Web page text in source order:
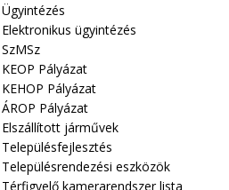
Ügyintézés
Elektronikus ügyintézés
SzMSz
KEOP Pályázat
KEHOP Pályázat
ÁROP Pályázat
Elszállított járművek
Településfejlesztés
Településrendezési eszközök
Térfigyelő kamerarendszer lista